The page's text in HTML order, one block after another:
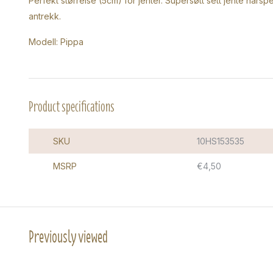
antrekk.
Modell: Pippa
Product specifications
SKU 10HS153535
MSRP €4,50
Previously viewed